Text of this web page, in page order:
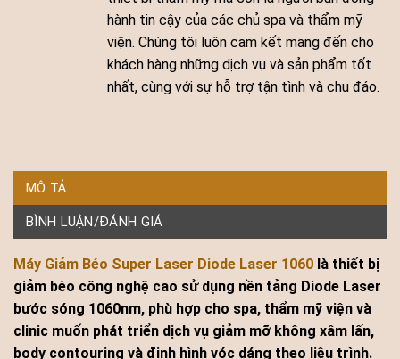
hành tin cậy của các chủ spa và thẩm mỹ
viện. Chúng tôi luôn cam kết mang đến cho
khách hàng những dịch vụ và sản phẩm tốt
nhất, cùng với sự hỗ trợ tận tình và chu đáo.
MÔ TẢ
BÌNH LUẬN/ĐÁNH GIÁ
Máy Giảm Béo Super Laser Diode Laser 1060 là thiết bị
giảm béo công nghệ cao sử dụng nền tảng Diode Laser
bước sóng 1060nm, phù hợp cho spa, thẩm mỹ viện và
clinic muốn phát triển dịch vụ giảm mỡ không xâm lấn,
body contouring và định hình vóc dáng theo liệu trình.